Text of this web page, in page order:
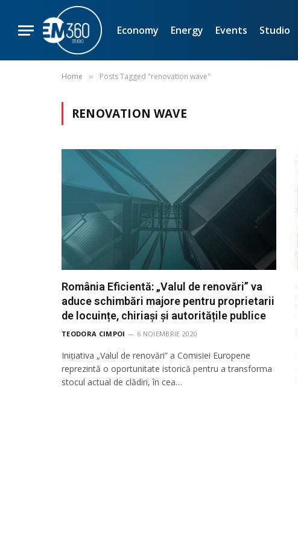
Economy Energy Events Studio
Home » Posts Tagged "renovation wave"
RENOVATION WAVE
România Eficientă: „Valul de renovări” va
aduce schimbări majore pentru proprietarii
de locuințe, chiriași și autoritățile publice
TEODORA CIMPOI 6 NOIEMBRIE 2020
Inițiativa „Valul de renovări” a Comisiei Europene
reprezintă o oportunitate istorică pentru a transforma
stocul actual de clădiri, în cea…